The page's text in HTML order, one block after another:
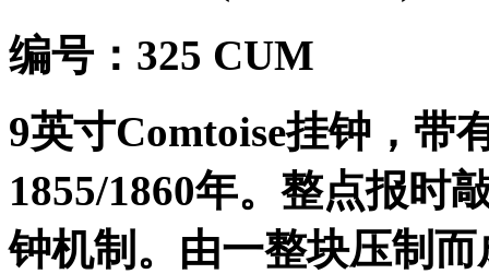
编号： 325 CUM
9英寸Comtoise挂钟，带
1855/1860年。整点报时
钟机制。由一整块压制